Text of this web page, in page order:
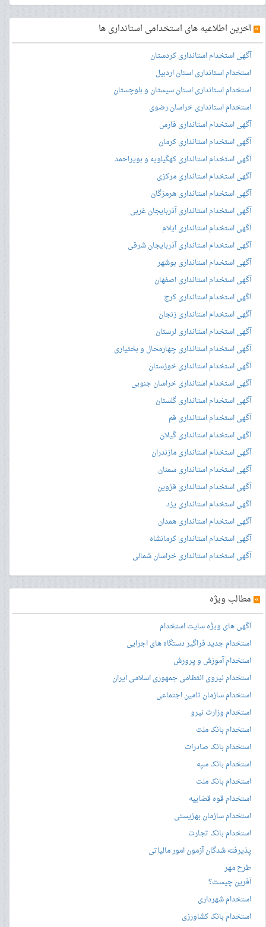
»آخرین اطلاعیه های استخدامی استانداری ها
آگهی استخدام استانداری کردستان
استخدام استانداری استان اردبیل
استخدام استانداری استان سیستان و بلوچستان
استخدام استانداری خراسان رضوی
آگهی استخدام استانداری فارس
آگهی استخدام استانداری کرمان
آگهی استخدام استانداری کهگیلویه و بویراحمد
آگهی استخدام استانداری مرکزی
آگهی استخدام استانداری هرمزگان
آگهی استخدام استانداری آذربایجان غربی
آگهی استخدام استانداری ایلام
آگهی استخدام استانداری آذربایجان شرقی
آگهی استخدام استانداری بوشهر
آگهی استخدام استانداری اصفهان
آگهی استخدام استانداری کرج
آگهی استخدام استانداری زنجان
آگهی استخدام استانداری لرستان
آگهی استخدام استانداری چهارمحال و بختیاری
آگهی استخدام استانداری خوزستان
آگهی استخدام استانداری خراسان جنوبی
آگهی استخدام استانداری گلستان
آگهی استخدام استانداری قم
آگهی استخدام استانداری گیلان
آگهی استخدام استانداری مازندران
آگهی استخدام استانداری سمنان
آگهی استخدام استانداری قزوین
آگهی استخدام استانداری یزد
آگهی استخدام استانداری همدان
آگهی استخدام استانداری کرمانشاه
آگهی استخدام استانداری خراسان شمالی
» مطالب ویژه
آگهی های ویژه سایت استخدام
استخدام جدید فراگیر دستگاه های اجرایی
استخدام آموزش و پرورش
استخدام نیروی انتظامی جمهوری اسلامی ایران
استخدام سازمان تامین اجتماعی
استخدام وزارت نیرو
استخدام بانک ملت
استخدام بانک صادرات
استخدام بانک سپه
استخدام بانک ملت
استخدام قوه قضاییه
استخدام سازمان بهزیستی
استخدام بانک تجارت
پذیرفته شدگان آزمون امور مالیاتی
طرح مهر
آفرین چیست؟
استخدام شهرداری
استخدام بانک کشاورزی